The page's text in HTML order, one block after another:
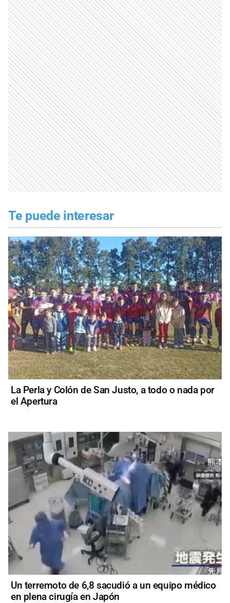
Te puede interesar
La Perla y Colón de San Justo, a todo o nada por
el Apertura
Un terremoto de 6,8 sacudió a un equipo médico
en plena cirugía en Japón